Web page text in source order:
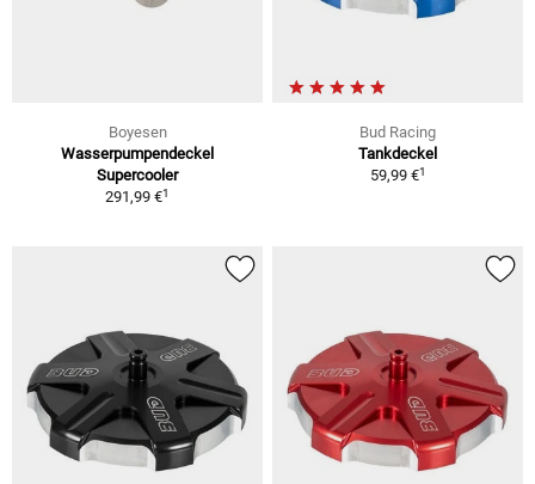
Boyesen
Wasserpumpendeckel
Supercooler
291,99 €1
Bud Racing
Tankdeckel
59,99 €1